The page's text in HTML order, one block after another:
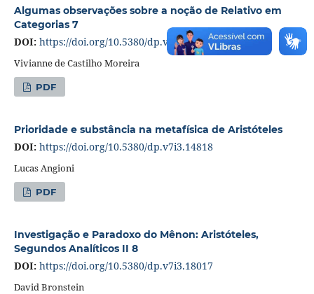
Algumas observações sobre a noção de Relativo em
Categorias 7
DOI: https://doi.org/10.5380/dp.v7i3.18015
Vivianne de Castilho Moreira
PDF
Prioridade e substância na metafísica de Aristóteles
DOI: https://doi.org/10.5380/dp.v7i3.14818
Lucas Angioni
PDF
Investigação e Paradoxo do Mênon: Aristóteles,
Segundos Analíticos II 8
DOI: https://doi.org/10.5380/dp.v7i3.18017
David Bronstein